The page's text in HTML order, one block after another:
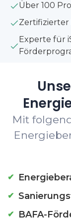
Über 100
Zertifizierter
Experte für
Mit
BAFA-